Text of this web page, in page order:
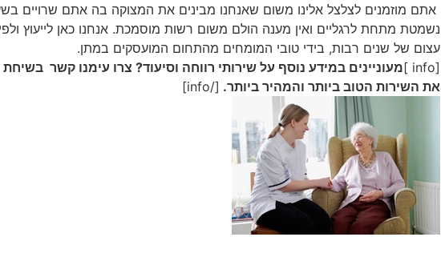
אתם מוזמנים לצלצל אלינו משום שאנחנו מבינים את המצוקה בה אתם שרויים
נשמטת מתחת לרגליים ואין מענה הולם משום רשות מוסמכת. אנחנו כאן לייעוץ
עצום של שנים רבות, בידי טובי המומחים מהתחום המועסקים במתן.
[info ]
מעוניינים במידע נוסף על שירותי רווחה וסיעוד? צרו עימנו קשר
את השירות הטוב ביותר והמהיר ביותר. [/info]